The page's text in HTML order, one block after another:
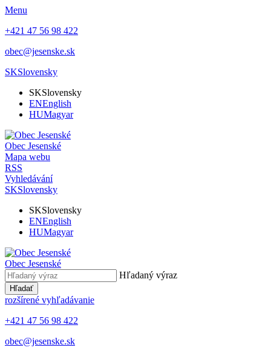
Menu
+421 47 56 98 422
obec@jesenske.sk
SKSlovensky
SKSlovensky
ENEnglish
HUMagyar
Obec Jesenské
Mapa webu
RSS
Vyhledávání
SKSlovensky
SKSlovensky
ENEnglish
HUMagyar
Obec Jesenské
Hľadaný výraz
Hľadať
rozšírené vyhľadávanie
+421 47 56 98 422
obec@jesenske.sk